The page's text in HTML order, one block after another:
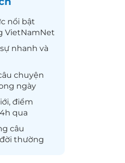
nổi bật
VietNamNet
nhanh và
chuyện
ngày
, điểm
qua
câu
đời thường